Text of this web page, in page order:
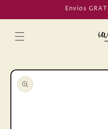
al contenido
Envios
directamente
a la
información